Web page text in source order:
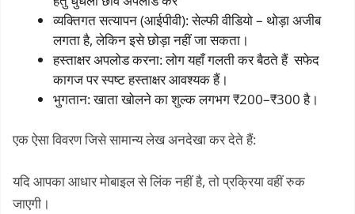
व्यक्तिगत सत्यापन (आईपीवी): सेल्फी वीडियो – थोड़ा अजीब
लगता है, लेकिन इसे छोड़ा नहीं जा सकता।
हस्ताक्षर अपलोड करना: लोग यहाँ गलती कर बैठते हैं सफेद
कागज पर स्पष्ट हस्ताक्षर आवश्यक हैं।
भुगतान: खाता खोलने का शुल्क लगभग ₹200–₹300 है।
एक ऐसा विवरण जिसे सामान्य लेख अनदेखा कर देते हैं:
यदि आपका आधार मोबाइल से लिंक नहीं है, तो प्रक्रिया वहीं रुक
जाएगी।